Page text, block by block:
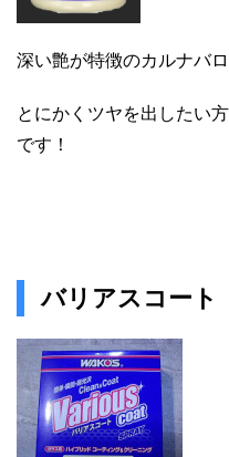
深い艶が特徴のカルナバロ
とにかくツヤを出したい
です！
バリアスコート